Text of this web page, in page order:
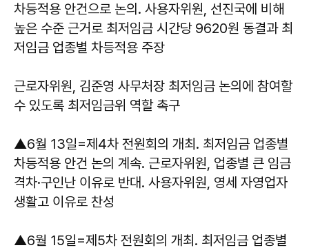
차등적용 안건으로 논의. 사용자위원, 선진국에 비해
높은 수준 근거로 최저임금 시간당 9620원 동결과 최
저임금 업종별 차등적용 주장
근로자위원, 김준영 사무처장 최저임금 논의에 참여할
수 있도록 최저임금위 역할 촉구
▲6월 13일=제4차 전원회의 개최. 최저임금 업종별
차등적용 안건 논의 계속. 근로자위원, 업종별 큰 임금
격차·구인난 이유로 반대. 사용자위원, 영세 자영업자
생활고 이유로 찬성
▲6월 15일=제5차 전원회의 개최. 최저임금 업종별